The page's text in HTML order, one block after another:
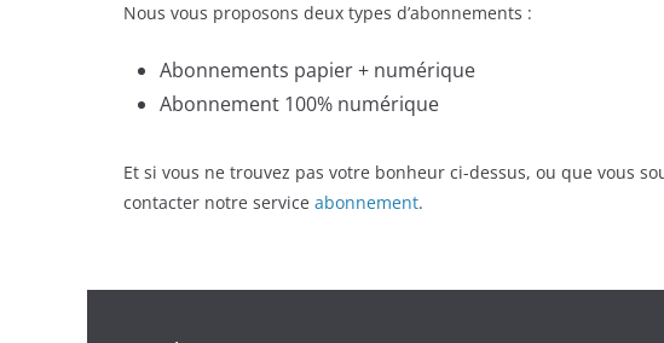
Nous vous proposons deux types d’abonnements :
Abonnements papier + numérique
Abonnement 100% numérique
Et si vous ne trouvez pas votre bonheur ci-dessus, ou que vous
contacter notre service abonnement.